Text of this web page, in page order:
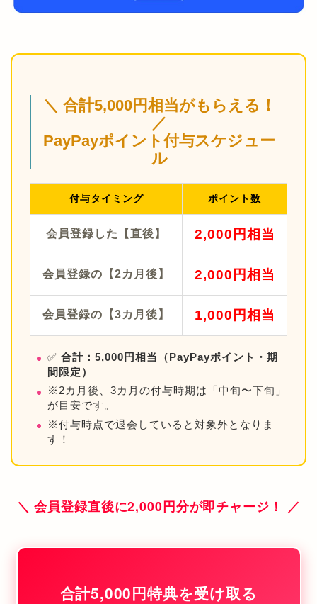
＼ 合計5,000円相当がもらえる！
／
PayPayポイント付与スケジュー
ル
付与タイミング ポイント数
会員登録した【直後】 2,000円相当
会員登録の【2カ月後】 2,000円相当
会員登録の【3カ月後】 1,000円相当
✅ 合計：5,000円相当（PayPayポイント・期
間限定）
※2カ月後、3カ月の付与時期は「中旬〜下旬」
が目安です。
※付与時点で退会していると対象外となりま
す！
＼ 会員登録直後に2,000円分が即チャージ！ ／
合計5,000円特典を受け取る